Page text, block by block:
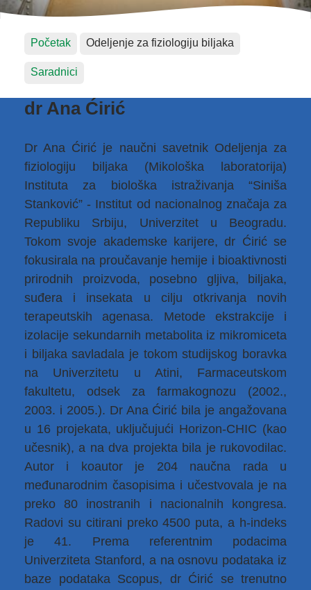
Početak Odeljenje za fiziologiju biljaka
Saradnici
dr Ana Ćirić
Dr Ana Ćirić je naučni savetnik Odeljenja za
fiziologiju biljaka (Mikološka laboratorija)
Instituta za biološka istraživanja “Siniša
Stanković” - Institut od nacionalnog značaja za
Republiku Srbiju, Univerzitet u Beogradu.
Tokom svoje akademske karijere, dr Ćirić se
fokusirala na proučavanje hemije i bioaktivnosti
prirodnih proizvoda, posebno gljiva, biljaka,
suđera i insekata u cilju otkrivanja novih
terapeutskih agenasa. Metode ekstrakcije i
izolacije sekundarnih metabolita iz mikromiceta
i biljaka savladala je tokom studijskog boravka
na Univerzitetu u Atini, Farmaceutskom
fakultetu, odsek za farmakognozu (2002.,
2003. i 2005.). Dr Ana Ćirić bila je angažovana
u 16 projekata, uključujući Horizon-CHIC (kao
učesnik), a na dva projekta bila je rukovodilac.
Autor i koautor je 204 naučna rada u
međunarodnim časopisima i učestvovala je na
preko 80 inostranih i nacionalnih kongresa.
Radovi su citirani preko 4500 puta, a h-indeks
je 41. Prema referentnim podacima
Univerziteta Stanford, a na osnovu podataka iz
baze podataka Scopus, dr Ćirić se trenutno